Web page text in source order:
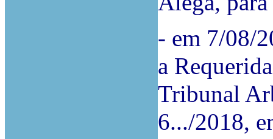
- em 7/08/
a
Tribunal
6.../2018,